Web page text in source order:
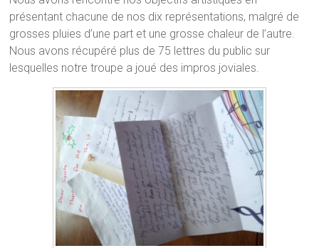
présentant chacune de nos dix représentations, malgré de
grosses pluies d’une part et une grosse chaleur de l’autre.
Nous avons récupéré plus de 75 lettres du public sur
lesquelles notre troupe a joué des impros joviales.